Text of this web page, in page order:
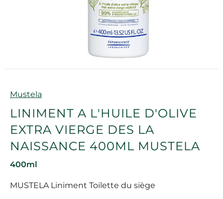
Marque
Mustela
LINIMENT A L'HUILE D'OLIVE
EXTRA VIERGE DES LA
NAISSANCE 400ML MUSTELA
400ml
MUSTELA Liniment Toilette du siège